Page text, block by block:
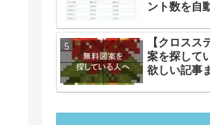
ント数を自
【クロスス
案を探して
欲しい記事